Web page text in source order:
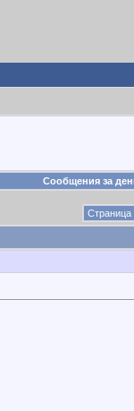
Сообщения за
Страница